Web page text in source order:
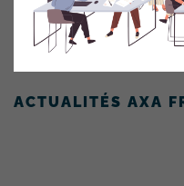
La Cfdt est satisfaite du
vigilante sur les
ACTUALITÉS AXA